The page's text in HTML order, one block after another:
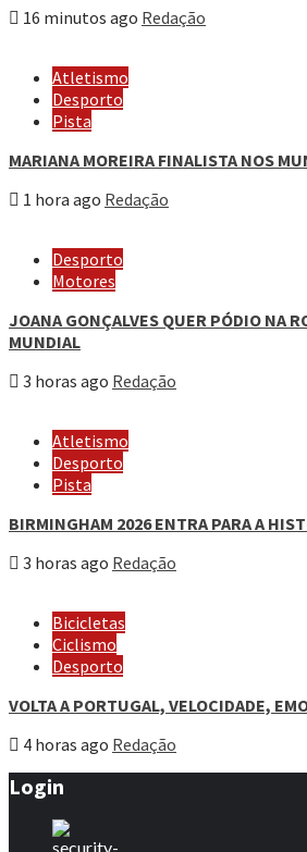
16 minutos ago Redação
Atletismo
Desporto
Pista
MARIANA MOREIRA FINALISTA NOS
1 hora ago Redação
Desporto
Motores
JOANA GONÇALVES QUER PÓDIO NA
MUNDIAL
3 horas ago Redação
Atletismo
Desporto
Pista
BIRMINGHAM 2026 ENTRA PARA A
3 horas ago Redação
Bicicletas
Ciclismo
Desporto
VOLTA A PORTUGAL, VELOCIDADE,
4 horas ago Redação
Login